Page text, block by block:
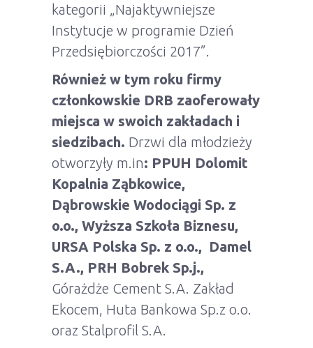
kategorii „Najaktywniejsze
Instytucje w programie Dzień
Przedsiębiorczości 2017”.
Również w tym roku firmy
członkowskie DRB zaoferowały
miejsca w swoich zakładach i
siedzibach. Drzwi dla młodzieży
otworzyły m.in: PPUH Dolomit
Kopalnia Ząbkowice,
Dąbrowskie Wodociągi Sp. z
o.o., Wyższa Szkoła Biznesu,
URSA Polska Sp. z o.o., Damel
S.A., PRH Bobrek Sp.j.,
Górażdże Cement S.A. Zakład
Ekocem, Huta Bankowa Sp.z o.o.
oraz Stalprofil S.A.